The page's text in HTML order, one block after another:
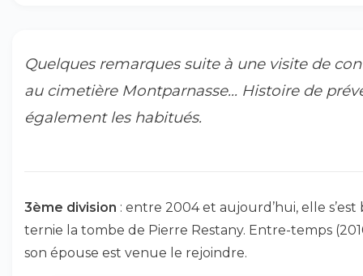
Quelques remarques suite à une visite de
au cimetière Montparnasse... Histoire de
également les habitués.
3ème division : entre 2004 et aujourd’hui, elle s’est
ternie la tombe de Pierre Restany. Entre-temps
son épouse est venue le rejoindre.